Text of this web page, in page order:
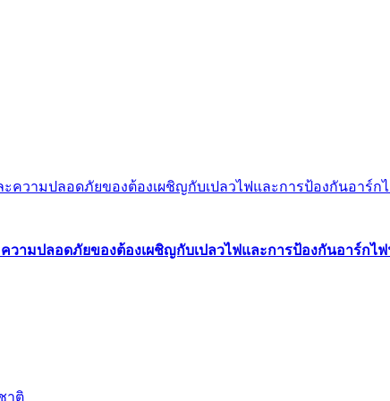
ามปลอดภัยของต้องเผชิญกับเปลวไฟและการป้องกันอาร์กไ